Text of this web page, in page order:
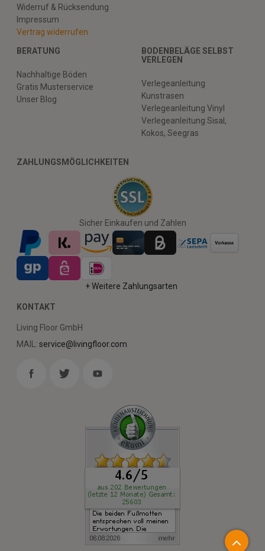
Widerruf & Rücksendung
Impressum
Vertrag widerrufen
BERATUNG
Nachhaltige Böden
Gratis Musterservice
Unser Blog
BODENBELÄGE SELBST
VERLEGEN
Verlegeanleitung
Kunstrasen
Verlegeanleitung Vinyl
Verlegeanleitung Sisal,
Kokos, Seegras
ZAHLUNGSMÖGLICHKEITEN
Sicher Einkaufen und Zahlen
+ Weitere Zahlungsarten
KONTAKT
Living Floor GmbH
MAIL: service@livingfloor.com